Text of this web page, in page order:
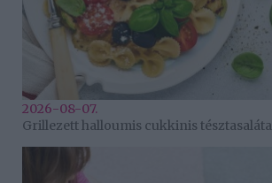
2026-08-07.
Grillezett halloumis cukkinis tésztasaláta